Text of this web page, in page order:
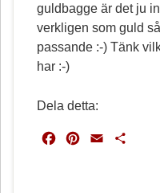
guldbagge är det ju
verkligen som guld
passande :-) Tänk
har :-)
Dela detta: